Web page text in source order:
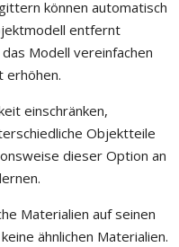
können automatisch
entfernt
Modell vereinfachen
erhöhen.
einschränken,
Objektteile
dieser Option an
Materialien auf seinen
ähnlichen Materialien.